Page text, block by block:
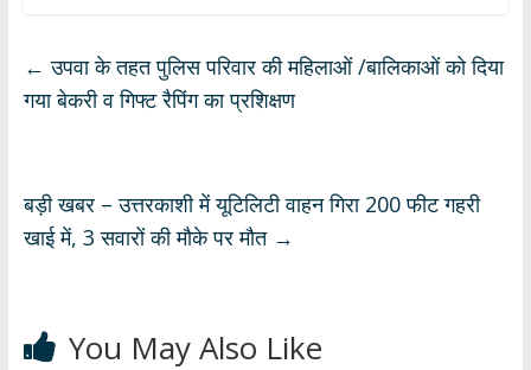
s
A
b
o
gr
a
e
dI
e
← उपवा के तहत पुलिस परिवार की महिलाओं /बालिकाओं को दिया
गया बेकरी व गिफ्ट रैपिंग का प्रशिक्षण
बड़ी खबर – उत्तरकाशी में यूटिलिटी वाहन गिरा 200 फीट गहरी
खाई में, 3 सवारों की मौके पर मौत →
You May Also Like